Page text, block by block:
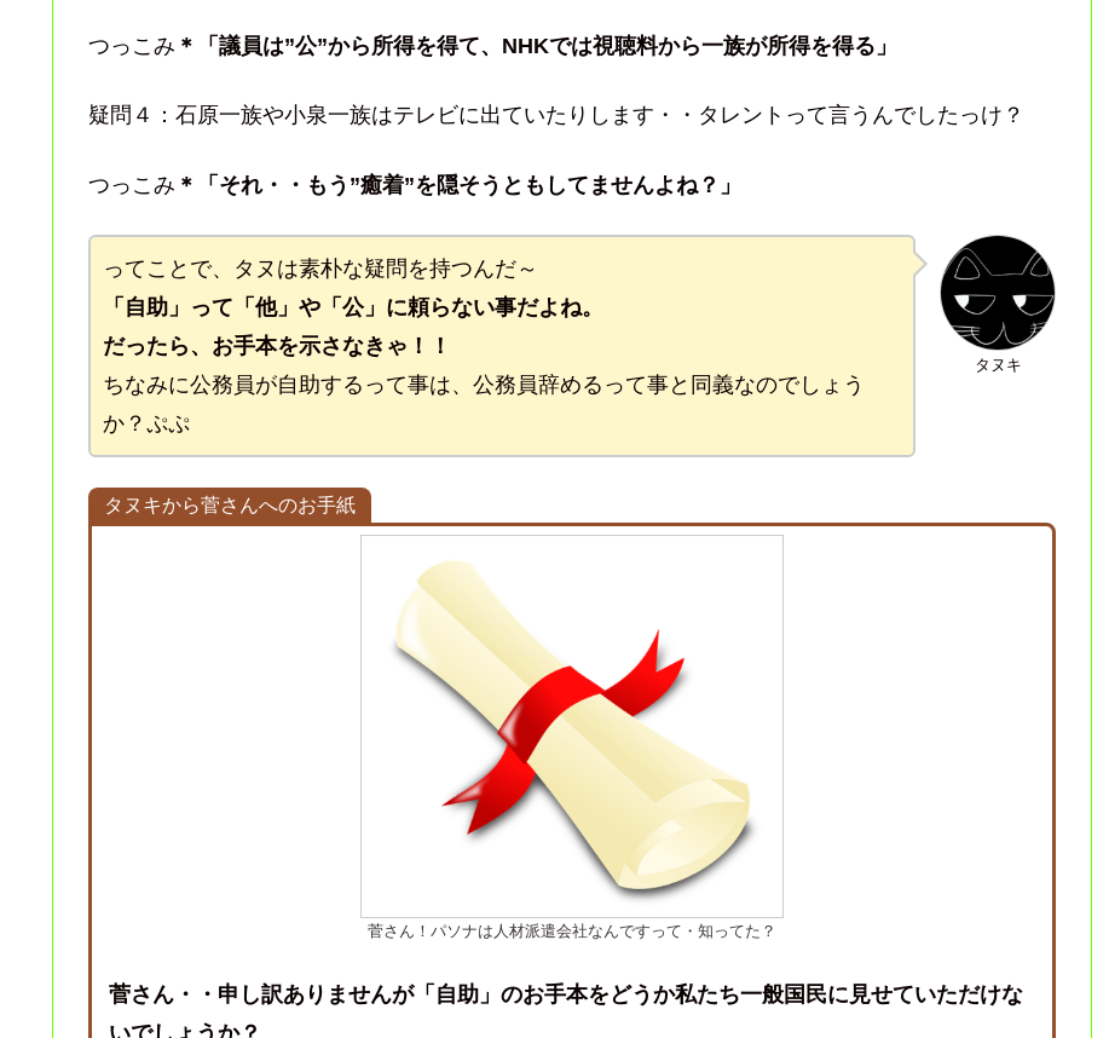
つっこみ ＊「議員は”公”から所得を得て、NHKでは視聴料から一族が所得を得る」
疑問４：石原一族や小泉一族はテレビに出ていたりします・・タレントって言うんでしたっけ？
つっこみ ＊「それ・・もう”癒着”を隠そうともしてませんよね？」
タヌキ
ってことで、タヌは素朴な疑問を持つんだ～
「自助」って「他」や「公」に頼らない事だよね。
だったら、お手本を示さなきゃ！！
ちなみに公務員が自助するって事は、公務員辞めるって事と同義なのでしょう
か？ぷぷ
タヌキから菅さんへのお手紙
菅さん！パソナは人材派遣会社なんですって・知ってた？
菅さん・・申し訳ありませんが「自助」のお手本をどうか私たち一般国民に見せていただけな